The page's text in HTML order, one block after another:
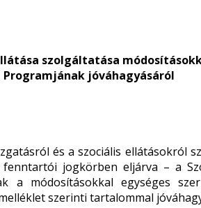
szolgáltatása
jóváhagyásáról
és a szociális ellátásokról
jogkörben eljárva – a
a módosításokkal egységes
szerinti tartalommal